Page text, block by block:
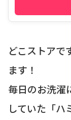
どこストアで
ます！
毎日のお洗濯
していた「ハ